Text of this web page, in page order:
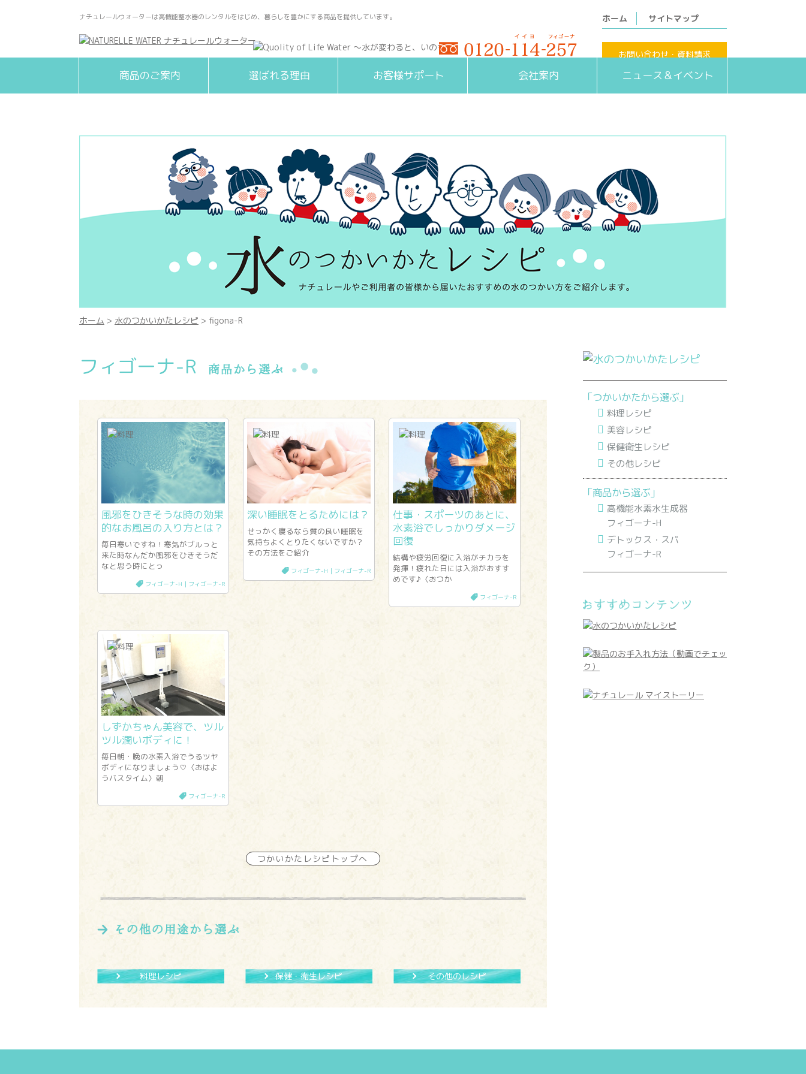
ナチュレールウォーターは高機能整水器のレンタルをはじめ、暮らしを豊かにする商品を提供しています。
お問い合わせ・資料請求
ホーム サイトマップ
商品のご案内 選ばれる理由 お客様サポート 会社案内 ニュース＆イベント
ホーム > 水のつかいかたレシピ > figona-R
フィゴーナ-R
風邪をひきそうな時の効果
的なお風呂の入り方とは？
毎日寒いですね！寒気がブルっと
来た時なんだか風邪をひきそうだ
なと思う時にとっ
フィゴーナ-H｜フィゴーナ-R
深い睡眠をとるためには？
せっかく寝るなら質の良い睡眠を
気持ちよくとりたくないですか？
その方法をご紹介
フィゴーナ-H｜フィゴーナ-R
仕事・スポーツのあとに、
水素浴でしっかりダメージ
回復
結構や疲労回復に入浴がチカラを
発揮！疲れた日には入浴がおすす
めです♪〈おつか
フィゴーナ-R
しずかちゃん美容で、ツル
ツル潤いボディに！
毎日朝・晩の水素入浴でうるツヤ
ボディになりましょう♡〈おはよ
うバスタイム〉朝
フィゴーナ-R
つかいかたレシピトップへ
料理レシピ 保健・衛生レシピ その他のレシピ
「つかいかたから選ぶ」
料理レシピ
美容レシピ
保健衛生レシピ
その他レシピ
「商品から選ぶ」
高機能水素水生成器
フィゴーナ-H
デトックス・スパ
フィゴーナ-R